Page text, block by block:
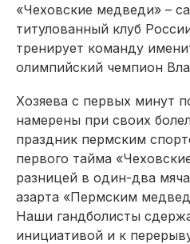
«Чеховские медведи» –
титулованный клуб
тренирует команду
олимпийский чемпион
Хозяева с первых минут
намерены при своих
праздник пермским
первого тайма
разницей в один-два
азарта «Пермским
Наши гандболисты
инициа­тивой и к